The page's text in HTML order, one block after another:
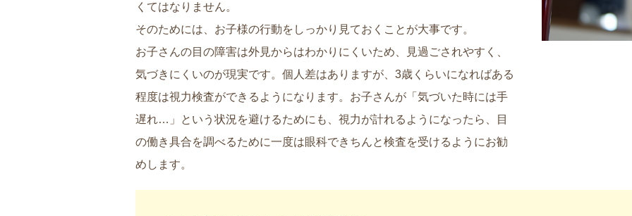
くてはなりません。
そのためには、お子様の行動をしっかり見ておくことが大事です。
お子さんの目の障害は外見からはわかりにくいため、見過ごされやすく、
気づきにくいのが現実です。個人差はありますが、3歳くらいになればある
程度は視力検査ができるようになります。お子さんが「気づいた時には手
遅れ…」という状況を避けるためにも、視力が計れるようになったら、目
の働き具合を調べるために一度は眼科できちんと検査を受けるようにお勧
めします。